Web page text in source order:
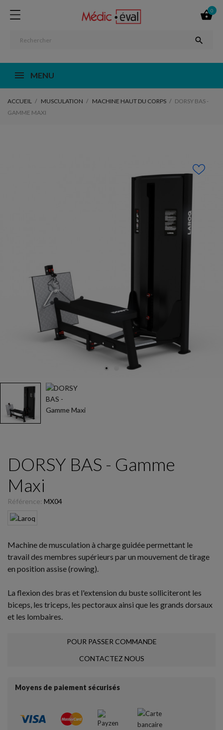

0

MENU
ACCUEIL MUSCULATION MACHINE HAUT DU CORPS
DORSY BAS -
GAMME MAXI
DORSY BAS - Gamme
Maxi
Référence: MX04
Machine de musculation à charge guidée permettant le
travail des membres supérieurs par un mouvement de tirage
en position assise (rowing).
La flexion des bras et l'extension du buste solliciteront les
biceps, les triceps, les pectoraux ainsi que les grands dorsaux
et les lombaires.
POUR PASSER COMMANDE
CONTACTEZ NOUS
Moyens de paiement sécurisés